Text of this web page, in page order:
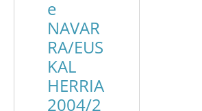
e
NAVAR
RA/EUS
KAL
HERRIA
2004/2